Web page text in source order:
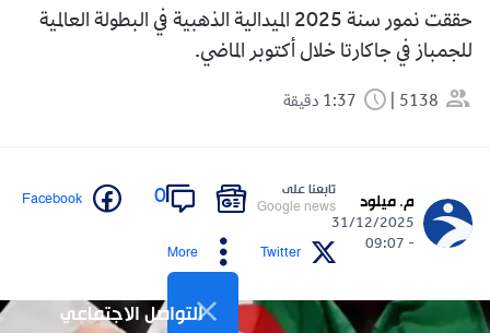
حققت نمور سنة 2025 الميدالية الذهبية في البطولة العالمية
للجمباز في جاكارتا خلال أكتوبر الماضي.
5138
م. ميلود
31/12/2025
- 09:07
تابعنا على
Google news
0
Facebook
Twitter
More
التواصل الاجتماعي